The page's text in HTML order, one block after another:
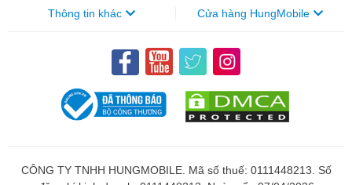
Thông tin khác Cửa hàng HungMobile
CÔNG TY TNHH HUNGMOBILE. Mã số thuế: 0111448213. Số